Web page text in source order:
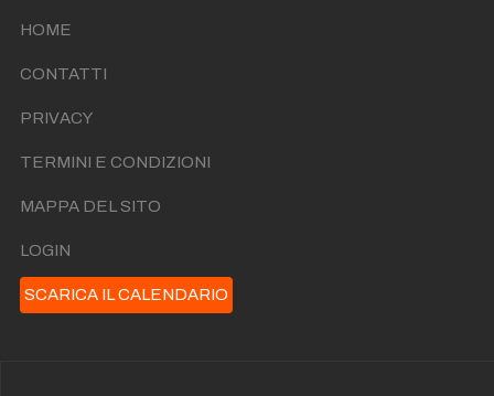
HOME
CONTATTI
PRIVACY
TERMINI E CONDIZIONI
MAPPA DEL SITO
LOGIN
SCARICA IL CALENDARIO